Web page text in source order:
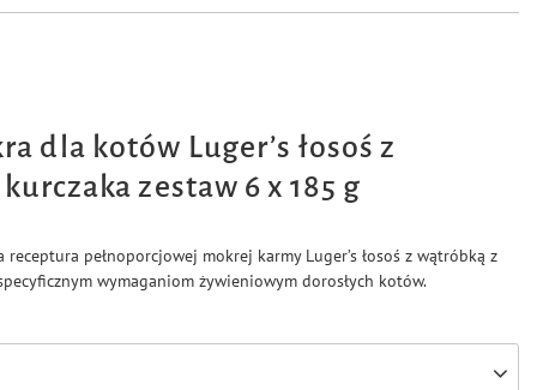
dla kotów Luger’s łosoś z
zestaw 6 x 185 g
pełnoporcjowej mokrej karmy Luger’s łosoś z wątróbką z
wymaganiom żywieniowym dorosłych kotów.